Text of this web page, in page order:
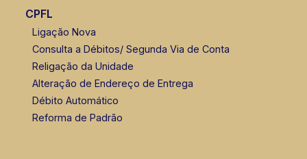
CPFL
Ligação Nova
Consulta a Débitos/ Segunda Via de Conta
Religação da Unidade
Alteração de Endereço de Entrega
Débito Automático
Reforma de Padrão